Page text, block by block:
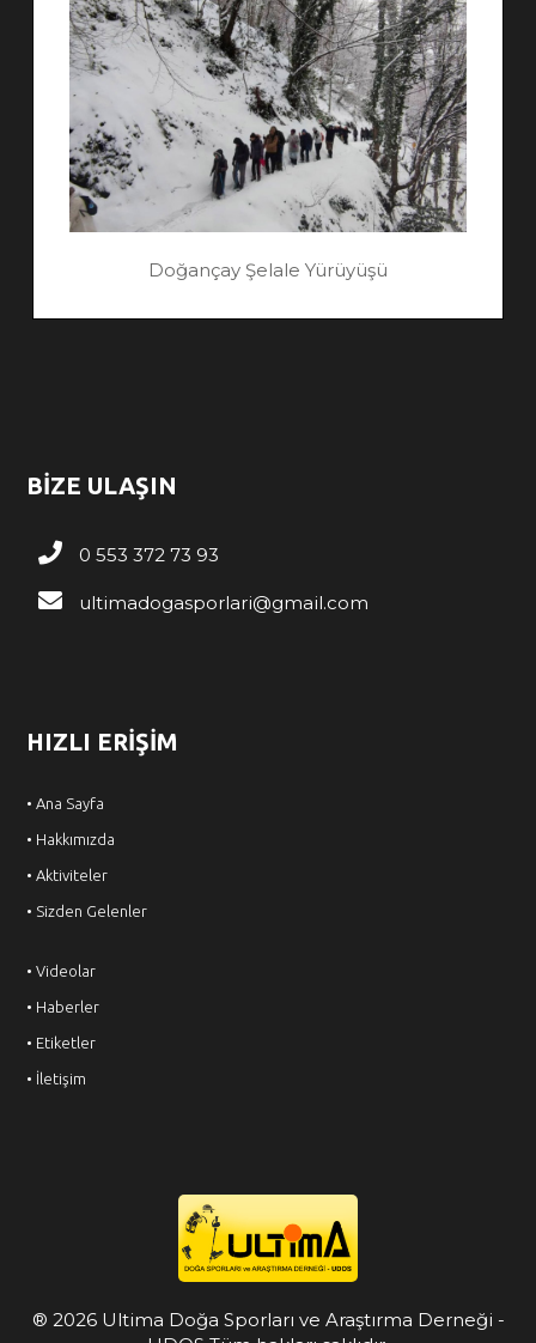
Doğançay Şelale Yürüyüşü
BİZE ULAŞIN
0 553 372 73 93
ultimadogasporlari@gmail.com
HIZLI ERİŞİM
• Ana Sayfa
• Hakkımızda
• Aktiviteler
• Sizden Gelenler
• Videolar
• Haberler
• Etiketler
• İletişim
® 2026 Ultima Doğa Sporları ve Araştırma Derneği -